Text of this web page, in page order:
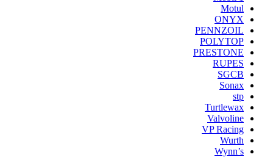
Motul
ONYX
PENNZOIL
POLYTOP
PRESTONE
RUPES
SGCB
Sonax
stp
Turtlewax
Valvoline
VP Racing
Wurth
Wynn’s